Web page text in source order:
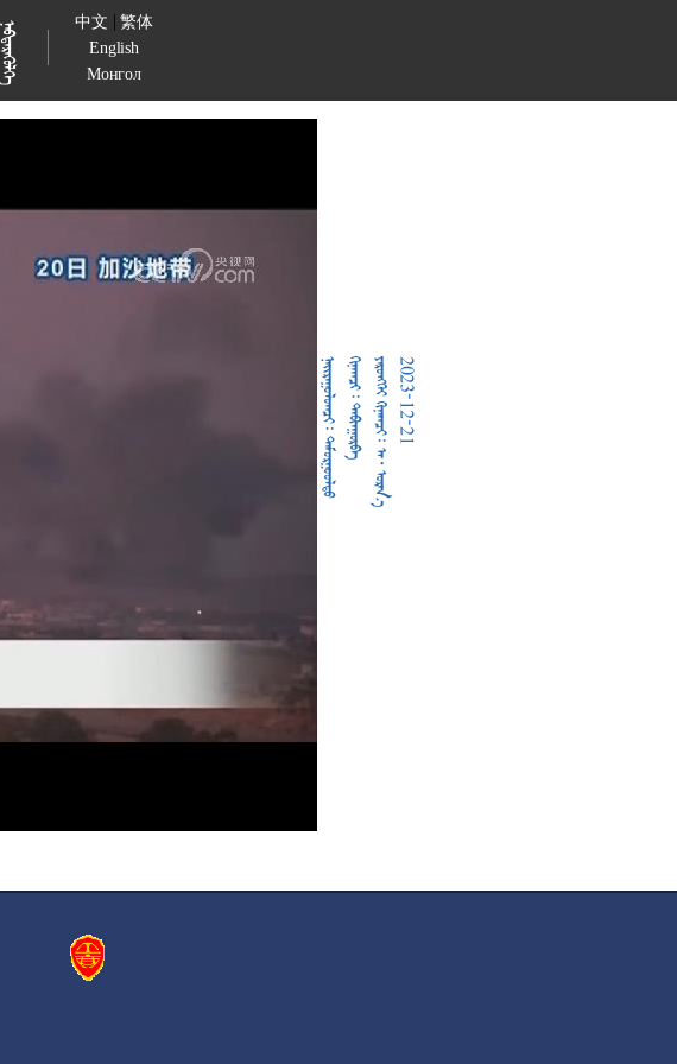
 中文 |繁体
English
Монгол
         2023-12-21